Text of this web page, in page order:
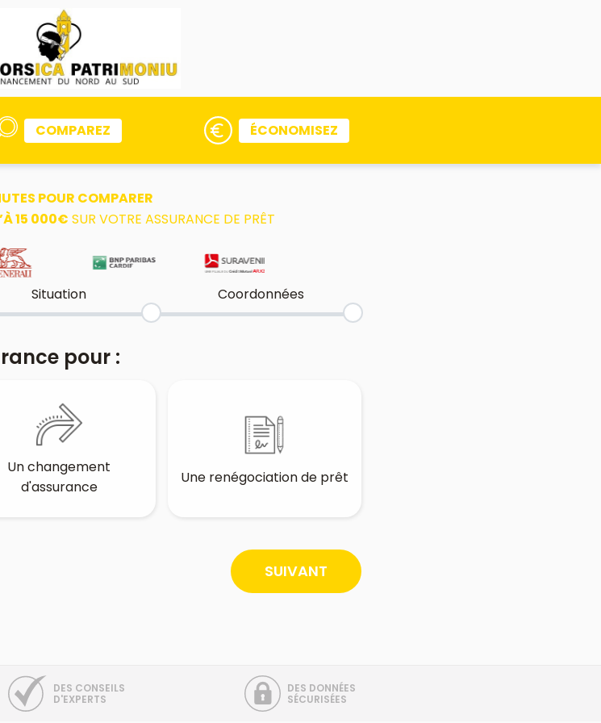
COMPAREZ ÉCONOMISEZ
POUR COMPARER
15 000€ SUR VOTRE ASSURANCE DE PRÊT
Situation Coordonnées
pour :
Un changement
d'assurance
Une renégociation de prêt
SUIVANT
DES CONSEILS
D'EXPERTS
DES DONNÉES
SÉCURISÉES